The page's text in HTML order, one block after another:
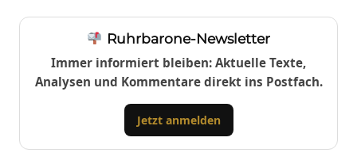
Ruhrbarone-Newsletter
Immer informiert bleiben: Aktuelle Texte,
Analysen und Kommentare direkt ins Postfach.
Jetzt anmelden